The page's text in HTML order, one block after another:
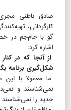
صادق باطنی
کارگردانی،
گو با جام‌جم در
اشاره کرد:
از آنجا که در
شکل‌گیری برنامه
ما معمولا با
نمی‌شناسند و
جدید را